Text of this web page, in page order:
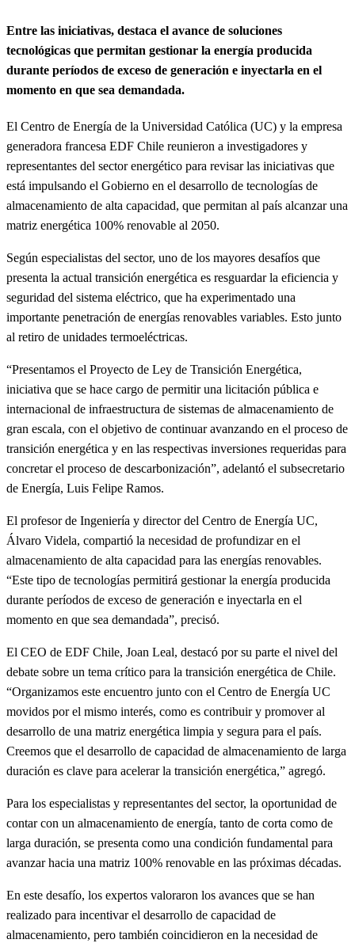
Entre las iniciativas, destaca el avance de soluciones
tecnológicas que permitan gestionar la energía producida
durante períodos de exceso de generación e inyectarla en el
momento en que sea demandada.
El Centro de Energía de la Universidad Católica (UC) y la empresa
generadora francesa EDF Chile reunieron a investigadores y
representantes del sector energético para revisar las iniciativas que
está impulsando el Gobierno en el desarrollo de tecnologías de
almacenamiento de alta capacidad, que permitan al país alcanzar una
matriz energética 100% renovable al 2050.
Según especialistas del sector, uno de los mayores desafíos que
presenta la actual transición energética es resguardar la eficiencia y
seguridad del sistema eléctrico, que ha experimentado una
importante penetración de energías renovables variables. Esto junto
al retiro de unidades termoeléctricas.
“Presentamos el Proyecto de Ley de Transición Energética,
iniciativa que se hace cargo de permitir una licitación pública e
internacional de infraestructura de sistemas de almacenamiento de
gran escala, con el objetivo de continuar avanzando en el proceso de
transición energética y en las respectivas inversiones requeridas para
concretar el proceso de descarbonización”, adelantó el subsecretario
de Energía, Luis Felipe Ramos.
El profesor de Ingeniería y director del Centro de Energía UC,
Álvaro Videla, compartió la necesidad de profundizar en el
almacenamiento de alta capacidad para las energías renovables.
“Este tipo de tecnologías permitirá gestionar la energía producida
durante períodos de exceso de generación e inyectarla en el
momento en que sea demandada”, precisó.
El CEO de EDF Chile, Joan Leal, destacó por su parte el nivel del
debate sobre un tema crítico para la transición energética de Chile.
“Organizamos este encuentro junto con el Centro de Energía UC
movidos por el mismo interés, como es contribuir y promover al
desarrollo de una matriz energética limpia y segura para el país.
Creemos que el desarrollo de capacidad de almacenamiento de larga
duración es clave para acelerar la transición energética,” agregó.
Para los especialistas y representantes del sector, la oportunidad de
contar con un almacenamiento de energía, tanto de corta como de
larga duración, se presenta como una condición fundamental para
avanzar hacia una matriz 100% renovable en las próximas décadas.
En este desafío, los expertos valoraron los avances que se han
realizado para incentivar el desarrollo de capacidad de
almacenamiento, pero también coincidieron en la necesidad de